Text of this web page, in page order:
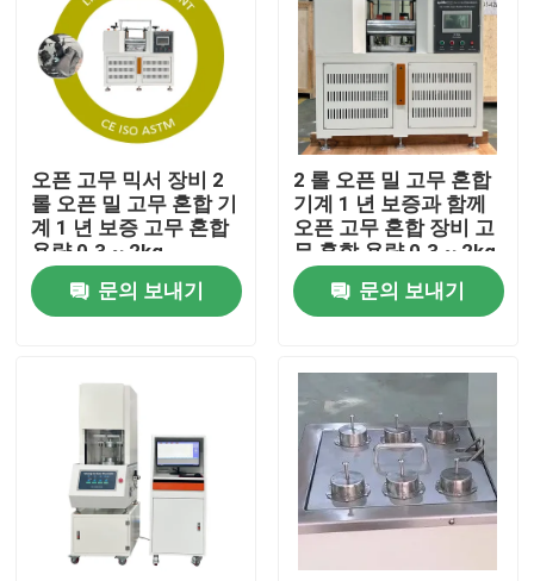
VR 쇼
회사 소개
공장 견학
품질 관리
케이스
실험실 테스팅 기계
오픈 고무 믹서 장비 2
롤 오픈 밀 고무 혼합 기
계 1 년 보증 고무 혼합
용량 0.3 ~ 2kg
문의 보내기
2 롤 오픈 밀 고무 혼합
기계 1 년 보증과 함께
오픈 고무 혼합 장비 고
무 혼합 용량 0.3 ~ 2kg
문의 보내기